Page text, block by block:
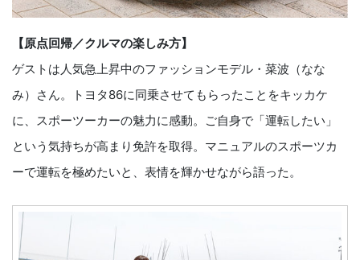
【原点回帰／クルマの楽しみ方】
ゲストは人気急上昇中のファッションモデル・菜波（なな
み）さん。トヨタ86に同乗させてもらったことをキッカケ
に、スポーツーカーの魅力に感動。ご自身で「運転したい」
という気持ちが高まり免許を取得。マニュアルのスポーツカ
ーで運転を極めたいと、表情を輝かせながら語った。